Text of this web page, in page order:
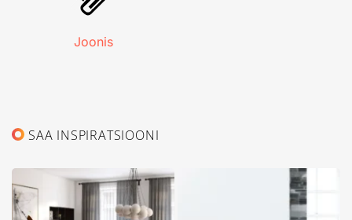
Joonis
SAA INSPIRATSIOONI